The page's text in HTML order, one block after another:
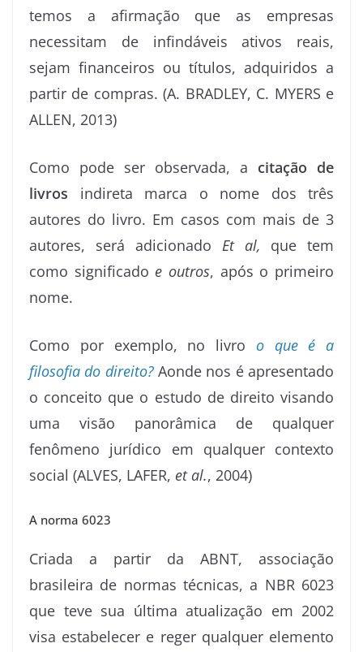
temos a afirmação que as empresas
necessitam de infindáveis ativos reais,
sejam financeiros ou títulos, adquiridos a
partir de compras. (A. BRADLEY, C. MYERS e
ALLEN, 2013)
Como pode ser observada, a citação de
livros indireta marca o nome dos três
autores do livro. Em casos com mais de 3
autores, será adicionado Et al, que tem
como significado e outros, após o primeiro
nome.
Como por exemplo, no livro o que é a
filosofia do direito?Aonde nos é apresentado
o conceito que o estudo de direito visando
uma visão panorâmica de qualquer
fenômeno jurídico em qualquer contexto
social (ALVES, LAFER, et al., 2004)
A norma 6023
Criada a partir da ABNT, associação
brasileira de normas técnicas, a NBR 6023
que teve sua última atualização em 2002
visa estabelecer e reger qualquer elemento